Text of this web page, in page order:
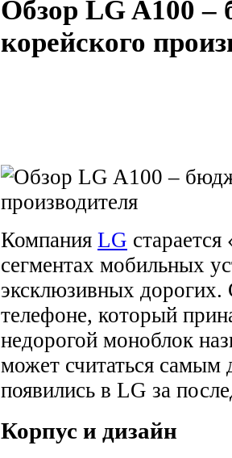
Обзор LG A100 –
корейского
Компания LG
сегментах мобильных
эксклюзивных
телефоне, который
недорогой моноблок
может считаться
появились в LG за
Корпус и дизайн